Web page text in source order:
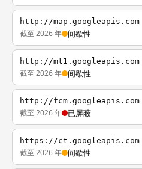
http://map.googleapis.com
截至 2026 年 间歇性
http://mt1.googleapis.com
截至 2026 年 间歇性
http://fcm.googleapis.com
截至 2026 年 已屏蔽
https://ct.googleapis.com
截至 2026 年 间歇性